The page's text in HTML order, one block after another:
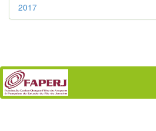
2017